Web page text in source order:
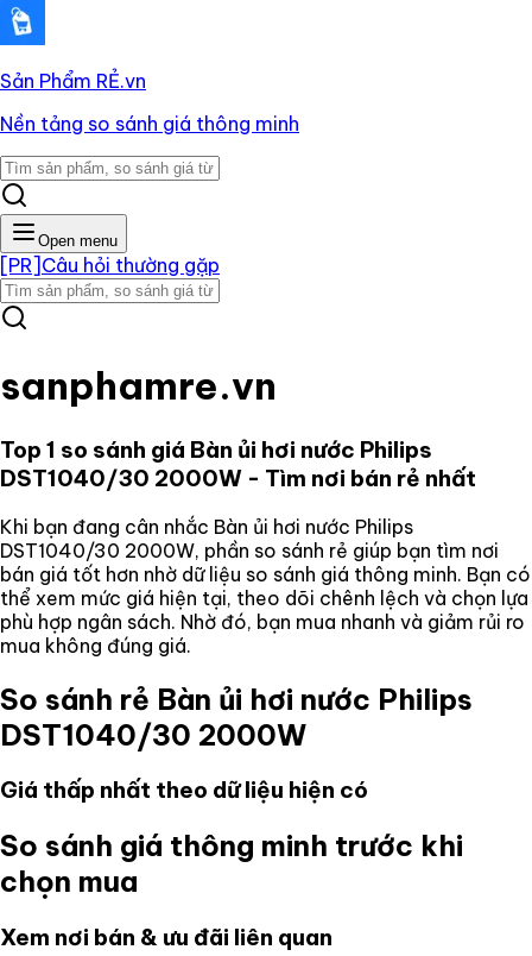
Sản Phẩm RẺ.vn
Nền tảng so sánh giá thông minh
Open menu
[PR] Câu hỏi thường gặp
sanphamre.vn
Top 1 so sánh giá Bàn ủi hơi nước Philips
DST1040/30 2000W - Tìm nơi bán rẻ nhất
Khi bạn đang cân nhắc Bàn ủi hơi nước Philips
DST1040/30 2000W, phần so sánh rẻ giúp bạn tìm nơi
bán giá tốt hơn nhờ dữ liệu so sánh giá thông minh. Bạn có
thể xem mức giá hiện tại, theo dõi chênh lệch và chọn lựa
phù hợp ngân sách. Nhờ đó, bạn mua nhanh và giảm rủi ro
mua không đúng giá.
So sánh rẻ Bàn ủi hơi nước Philips
DST1040/30 2000W
Giá thấp nhất theo dữ liệu hiện có
So sánh giá thông minh trước khi
chọn mua
Xem nơi bán & ưu đãi liên quan